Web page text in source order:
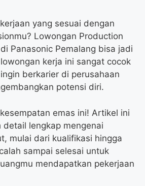
yang sesuai dengan
Lowongan Production
Panasonic Pemalang bisa jadi
kerja ini sangat cocok
berkarier di perusahaan
potensi diri.
emas ini! Artikel ini
detail lengkap mengenai
mulai dari kualifikasi hingga
sampai selesai untuk
mendapatkan pekerjaan